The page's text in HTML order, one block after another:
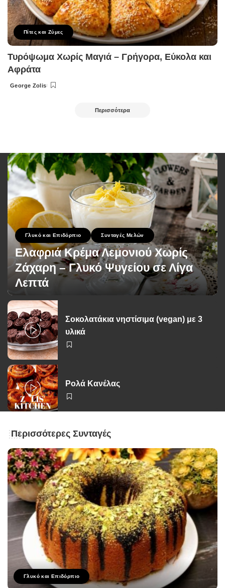
Πίτες και Ζύμες
Τυρόψωμα Χωρίς Μαγιά – Γρήγορα, Εύκολα και
Αφράτα
Posted
George Zolis
Περισσότερα
Γλυκό και Επιδόρπιο Συνταγές Μελών
Ελαφριά Κρέμα Λεμονιού Χωρίς
Ζάχαρη – Γλυκό Ψυγείου σε Λίγα
Λεπτά
Posted
by
George Zolis 1 Ιουλίου 2026
Σοκολατάκια νηστίσιμα (vegan) με 3
υλικά
Ρολά Κανέλας
Περισσότερες Συνταγές
Γλυκό και Επιδόρπιο